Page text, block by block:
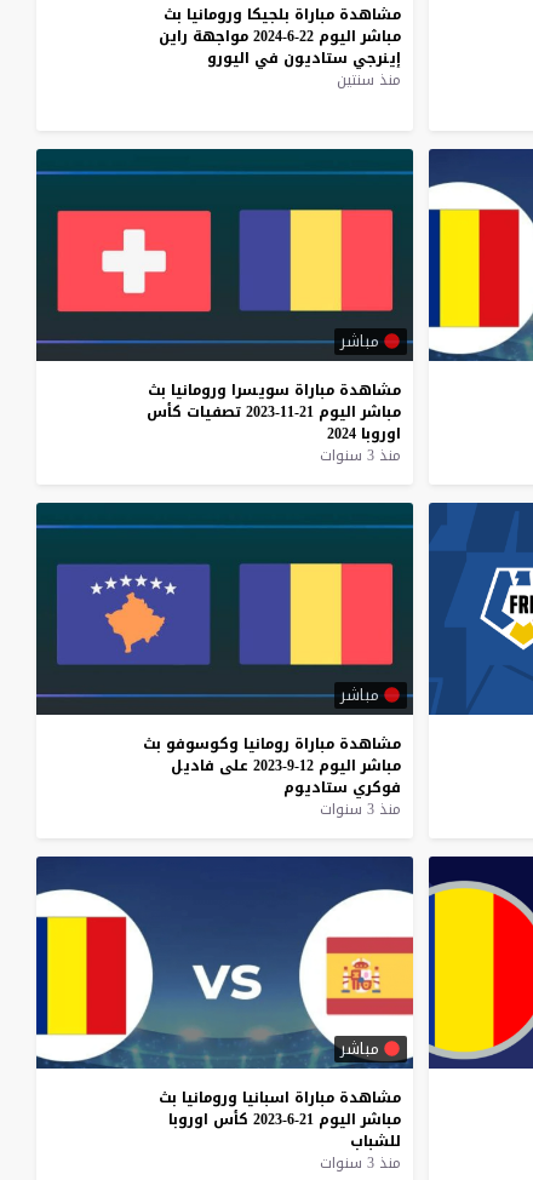
مشاهدة مباراة بلجيكا ورومانيا بث
مباشر اليوم 22-6-2024 مواجهة راين
إينرجي ستاديون في اليورو
منذ سنتين
مباشر
مشاهدة مباراة سويسرا ورومانيا بث
مباشر اليوم 21-11-2023 تصفيات كأس
اوروبا 2024
منذ 3 سنوات
مباشر
مشاهدة مباراة رومانيا وكوسوفو بث
مباشر اليوم 12-9-2023 على فاديل
فوكري ستاديوم
منذ 3 سنوات
مباشر
مشاهدة مباراة اسبانيا ورومانيا بث
مباشر اليوم 21-6-2023 كأس اوروبا
للشباب
منذ 3 سنوات